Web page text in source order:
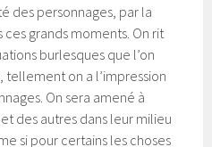
des personnages, par la
grands moments. On rit
burlesques que l’on
tellement on a l’impression
On sera amené à
des autres dans leur milieu
si pour certains les choses